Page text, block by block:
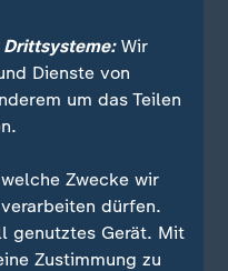
in Führung
Dortmund
selbst kaum noch
Stunde suchte
aus dem
- und fand ihn
Fünfmeterraumes
Silva ins Tor zur 1:0-
Drittsysteme:Wir
Dienste von
um das Teilen
Zwecke wir
dürfen.
genutztes Gerät. Mit
Zustimmung zu